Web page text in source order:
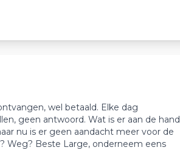
wel betaald. Elke dag
geen antwoord. Wat is er aan de hand
nu is er geen aandacht meer voor de
Weg? Beste Large, onderneem eens